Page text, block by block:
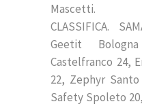
Mascetti.
CLASSIFICA.
Geetit
Castelfranco 24,
22, Zephyr
Safety Spoleto